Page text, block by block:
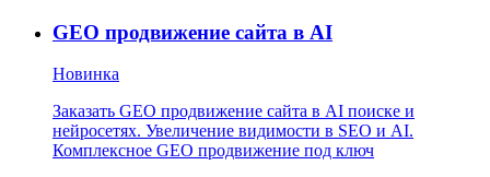
GEO продвижение сайта в AI
Новинка
Заказать GEO продвижение сайта в AI поиске и
нейросетях. Увеличение видимости в SEO и AI.
Комплексное GEO продвижение под ключ